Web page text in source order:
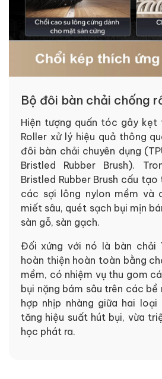
Bộ đôi bàn chải chống
Hiện tượng quấn tóc gây kẹt
Roller xử lý hiệu quả thông
đôi bàn chải chuyên dụng
Bristled Rubber Brush).
Bristled Rubber Brush cấu tạo
các sợi lông nylon mềm và
miết sâu, quét sạch bụi mịn
sàn gỗ, sàn gạch.
Đối xứng với nó là bàn chải
hoàn thiện hoàn toàn bằng
mềm, có nhiệm vụ thu gom
bụi nặng bám sâu trên các bề
hợp nhịp nhàng giữa hai
tăng hiệu suất hút bụi, vừa
học phát ra.